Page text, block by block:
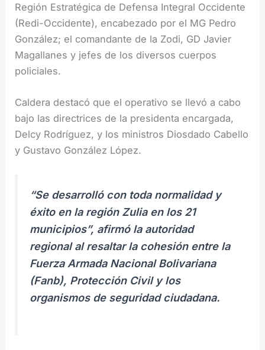
Región Estratégica de Defensa Integral Occidente
(Redi-Occidente), encabezado por el MG Pedro
González; el comandante de la Zodi, GD Javier
Magallanes y jefes de los diversos cuerpos
policiales.
Caldera destacó que el operativo se llevó a cabo
bajo las directrices de la presidenta encargada,
Delcy Rodríguez, y los ministros Diosdado Cabello
y Gustavo González López.
“Se desarrolló con toda normalidad y
éxito en la región Zulia en los 21
municipios”, afirmó la autoridad
regional al resaltar la cohesión entre la
Fuerza Armada Nacional Bolivariana
(Fanb), Protección Civil y los
organismos de seguridad ciudadana.